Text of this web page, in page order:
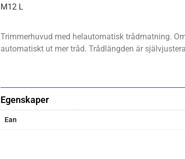
M12 L
Trimmerhuvud med helautomatisk trådmatning.
automatiskt ut mer tråd. Trådlängden är
Egenskaper
Ean